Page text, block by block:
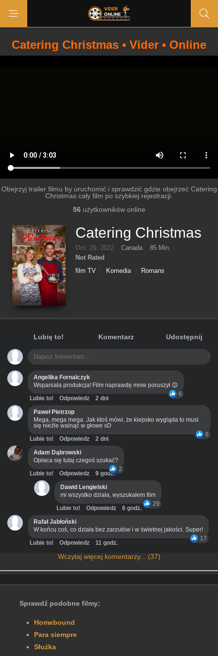
Catering Christmas • Vider • Online
Obejrzyj trailer filmu by uruchomić i sprawdzić gdzie obejrzeć Catering
Christmas cały film po szybkiej rejestracji.
56użytkowników online
Catering Christmas
Oct. 29, 2022 Canada
85 Min.
Not Rated
film TV
Komedia Romans
Lubię to! Komentarz Udostępnij
Angelika Fornalczyk
Wspaniała produkcja! Film naprawdę mnie poruszył 😊
6
Lubie to! Odpowiedz
2 dni
Paweł Pietrzop
Mega, mega mega. Jak ktoś mówi, że kiepsko wygląda to musi
się nieźle walnąć w głowe xD
6
Lubie to! Odpowiedz
2 dni
Adam Dąbrowski
Opłaca się tutaj czegoś szukać?
2
Lubie to! Odpowiedz
9 godz.
Dawid Lengielski
mi wszystko działa, wyszukałem film
29
Lubie to! Odpowiedz
6 godz.
Rafał Jabłoński
W końcu coś, co działa bez zarzutów i w świetnej jakości. Super!
17
Lubie to! Odpowiedz 11 godz.
Wczytaj więcej komentarzy... (37)
Sprawdź podobne filmy:
Homebound
Para siempre
Służka